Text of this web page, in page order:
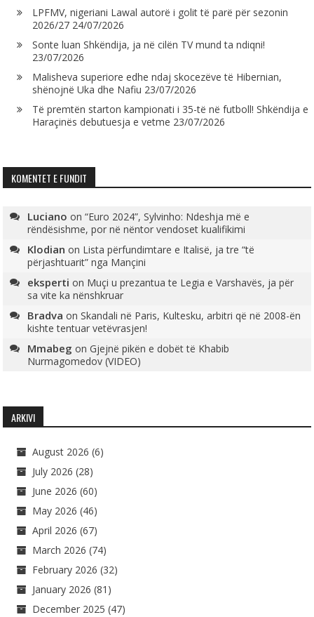
LPFMV, nigeriani Lawal autorë i golit të parë për sezonin
2026/27 24/07/2026
Sonte luan Shkëndija, ja në cilën TV mund ta ndiqni!
23/07/2026
Malisheva superiore edhe ndaj skocezëve të Hibernian,
shënojnë Uka dhe Nafiu 23/07/2026
Të premtën starton kampionati i 35-të në futboll! Shkëndija e
Haraçinës debutuesja e vetme 23/07/2026
KOMENTET E FUNDIT
Luciano on“Euro 2024”, Sylvinho: Ndeshja më e
rëndësishme, por në nëntor vendoset kualifikimi
Klodian on Lista përfundimtare e Italisë, ja tre “të
përjashtuarit” nga Mançini
eksperti on Muçi u prezantua te Legia e Varshavës, ja për
sa vite ka nënshkruar
Bradva onSkandali në Paris, Kultesku, arbitri që në 2008-ën
kishte tentuar vetëvrasjen!
Mmabeg onGjejnë pikën e dobët të Khabib
Nurmagomedov (VIDEO)
ARKIVI
August 2026 (6)
July 2026 (28)
June 2026 (60)
May 2026 (46)
April 2026 (67)
March 2026 (74)
February 2026 (32)
January 2026 (81)
December 2025 (47)